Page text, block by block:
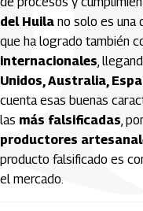
del Huila no solo es una
que ha logrado también
internacionales,
Unidos, Australia,
cuenta esas buenas
las más falsificadas,
productores
producto falsificado es
el mercado.